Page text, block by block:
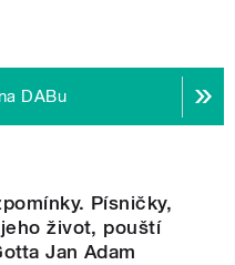
DABu
Písničky,
život, pouští
Jan Adam